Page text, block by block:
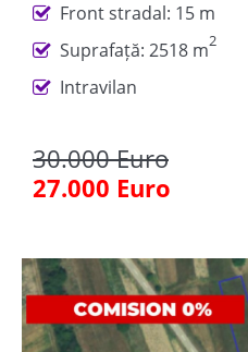
Front stradal: 15 m
Suprafață: 2518 m2
Intravilan
30.000 Euro
27.000 Euro